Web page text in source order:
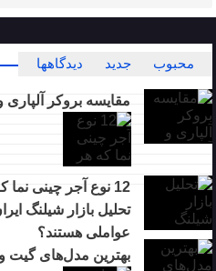
محبوب جدید دیدگاهها
مقایسه بروکر
12 نوع آجر چینی نما که هر ساختمانی را زیباتر می‌کند!
تحلیل بازار شیلنگ
عواملی هستند؟
بهترین مدل‌های گیت